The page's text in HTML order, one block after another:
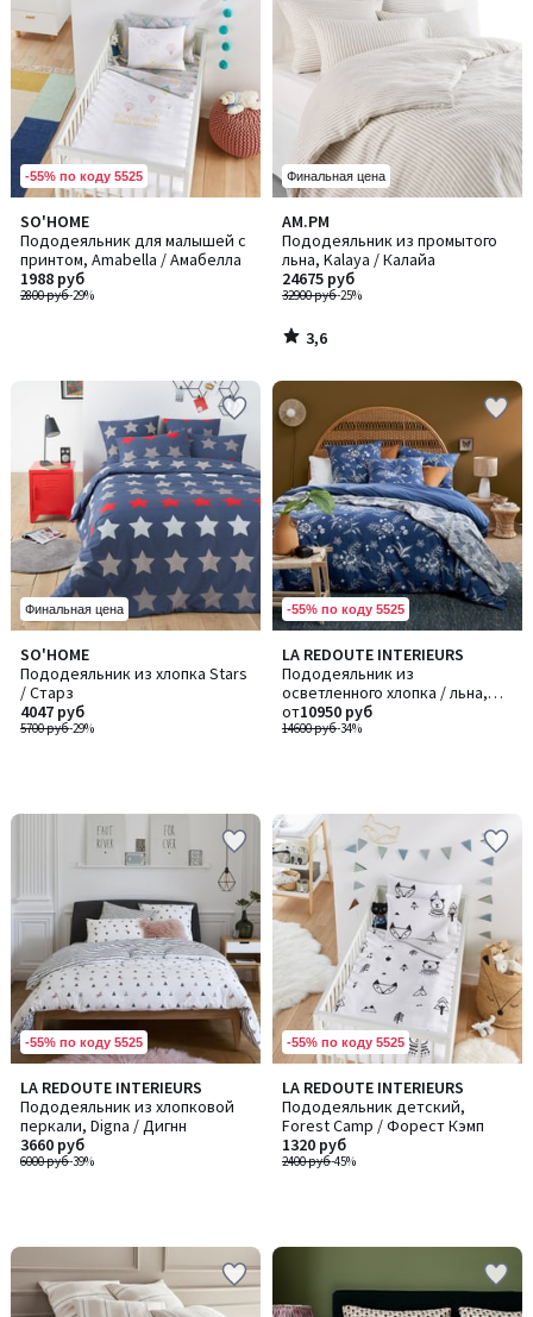
-55% по коду 5525
SO'HOME
Пододеяльник для малышей с
принтом, Amabella / Амабелла
2800 руб-29%
1988 руб
Финальная цена
AM.PM
Пододеяльник из промытого
льна, Kalaya / Калайа
32900 руб-25%
24675 руб
3,6
/ 5
3,6
/
Финальная цена
SO'HOME
Пододеяльник из хлопка Stars
/ Старз
5700 руб-29%
4047 руб
-55% по коду 5525
LA REDOUTE INTERIEURS
Пододеяльник из
осветленного хлопка / льна,
Balina / Балина
14600 руб-34%
от10950 руб
-55% по коду 5525
LA REDOUTE INTERIEURS
Пододеяльник из хлопковой
перкали, Digna / Дигнн
6000 руб-39%
3660 руб
-55% по коду 5525
LA REDOUTE INTERIEURS
Пододеяльник детский,
Forest Camp / Форест Кэмп
2400 руб-45%
1320 руб